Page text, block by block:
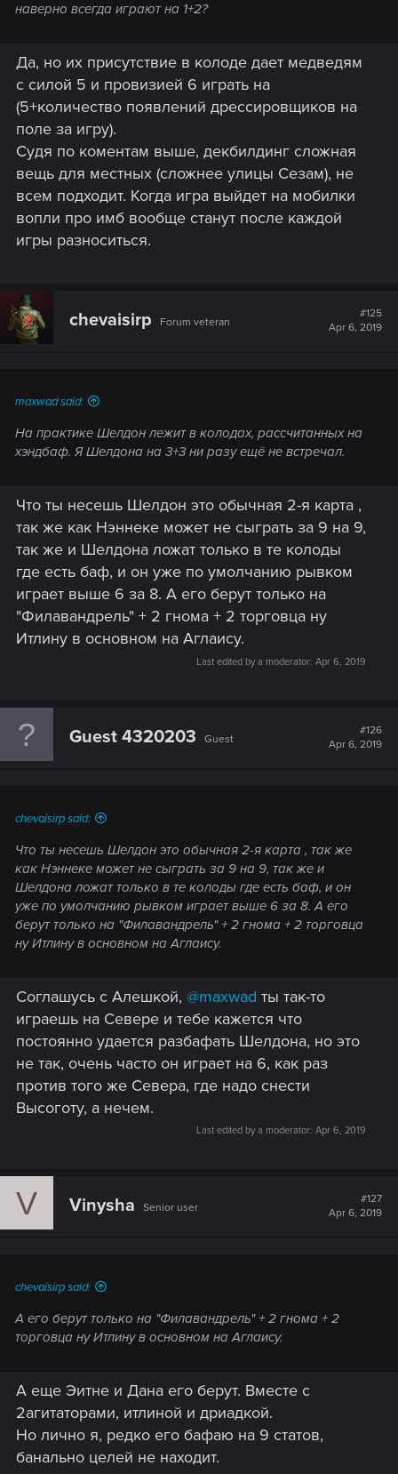
наверно всегда играют на 1+2?
Да, но их присутствие в колоде дает медведям
с силой 5 и провизией 6 играть на
(5+количество появлений дрессировщиков на
поле за игру).
Судя по коментам выше, декбилдинг сложная
вещь для местных (сложнее улицы Сезам), не
всем подходит. Когда игра выйдет на мобилки
вопли про имб вообще станут после каждой
игры разноситься.
chevaisirp Forum veteran
#125
Apr 6, 2019
maxwad said:
На практике Шелдон лежит в колодах, рассчитанных на
хэндбаф. Я Шелдона на 3+3 ни разу ещё не встречал.
Что ты несешь Шелдон это обычная 2-я карта ,
так же как Нэннеке может не сыграть за 9 на 9,
так же и Шелдона ложат только в те колоды
где есть баф, и он уже по умолчанию рывком
играет выше 6 за 8. А его берут только на
"Филавандрель" + 2 гнома + 2 торговца ну
Итлину в основном на Аглаису.
Last edited by a moderator: Apr 6, 2019
Guest 4320203 Guest
#126
Apr 6, 2019
chevaisirp said:
Что ты несешь Шелдон это обычная 2-я карта , так же
как Нэннеке может не сыграть за 9 на 9, так же и
Шелдона ложат только в те колоды где есть баф, и он
уже по умолчанию рывком играет выше 6 за 8. А его
берут только на "Филавандрель" + 2 гнома + 2 торговца
ну Итлину в основном на Аглаису.
Соглашусь с Алешкой, @maxwad ты так-то
играешь на Севере и тебе кажется что
постоянно удается разбафать Шелдона, но это
не так, очень часто он играет на 6, как раз
против того же Севера, где надо снести
Высоготу, а нечем.
Last edited by a moderator: Apr 6, 2019
V Vinysha Senior user
#127
Apr 6, 2019
chevaisirp said:
А его берут только на "Филавандрель" + 2 гнома + 2
торговца ну Итлину в основном на Аглаису.
А еще Эитне и Дана его берут. Вместе с
2агитаторами, итлиной и дриадкой.
Но лично я, редко его бафаю на 9 статов,
банально целей не находит.